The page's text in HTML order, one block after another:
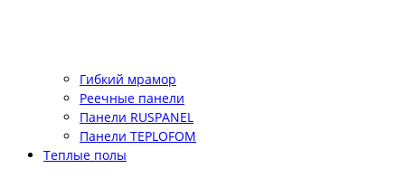
Гибкий мрамор
Реечные панели
Панели RUSPANEL
Панели TEPLOFOM
Теплые полы